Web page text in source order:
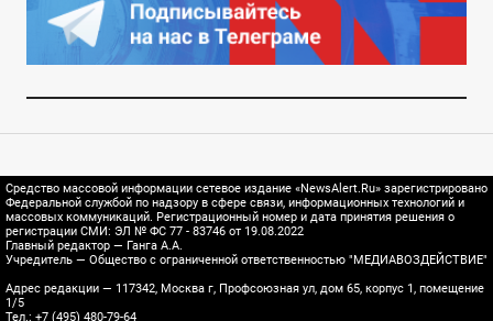
Средство массовой информации сетевое издание «NewsAlert.Ru» зарегистрировано
Федеральной службой по надзору в сфере связи, информационных технологий и
массовых коммуникаций. Регистрационный номер и дата принятия решения о
регистрации СМИ: ЭЛ № ФС 77 - 83746 от 19.08.2022
Главный редактор — Ганга А.А.
Учредитель — Общество с ограниченной ответственностью "МЕДИАВОЗДЕЙСТВИЕ"
Адрес редакции — 117342, Москва г, Профсоюзная ул, дом 65, корпус 1, помещение
1/5
Тел.: +7 (495) 480-79-64